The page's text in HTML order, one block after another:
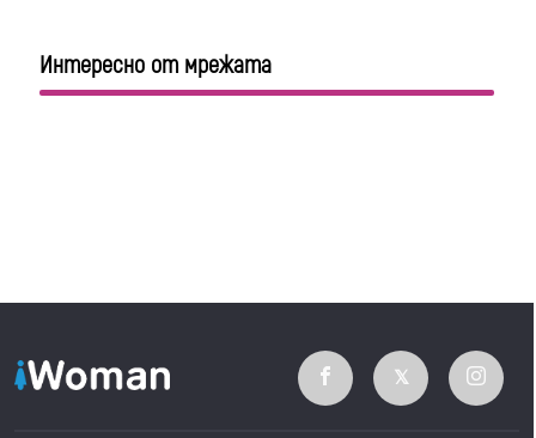
Интересно от мрежата